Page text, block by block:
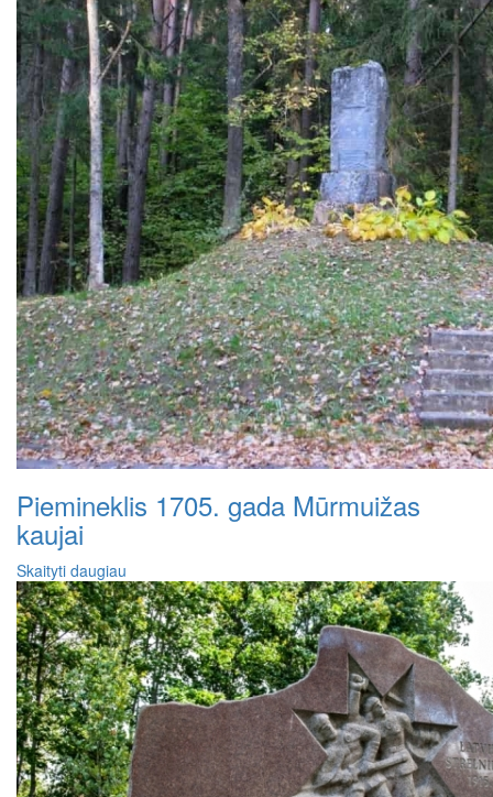
Piemineklis 1705. gada Mūrmuižas
kaujai
Skaityti daugiau